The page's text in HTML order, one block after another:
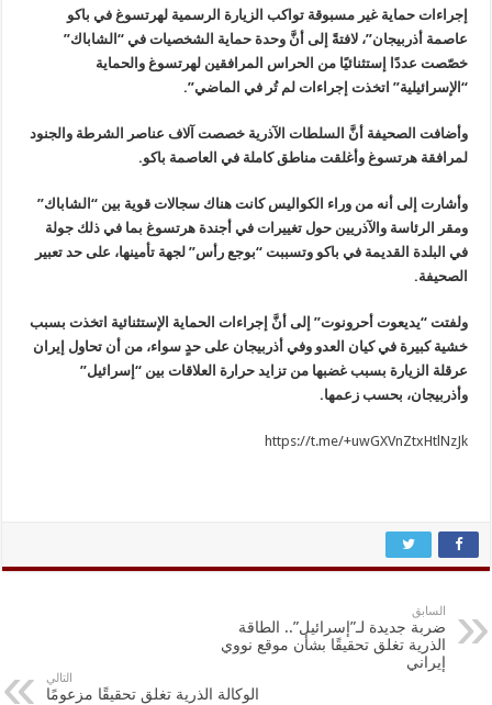
إجراءات حماية غير مسبوقة تواكب الزيارة الرسمية لهرتسوغ في باكو
عاصمة أذربيجان”، لافتةً إلى أنَّ وحدة حماية الشخصيات في “الشاباك”
خصّصت عددًا إستثنائيًا من الحراس المرافقين لهرتسوغ والحماية
“الإسرائيلية” اتخذت إجراءات لم تُر في الماضي”.
وأضافت الصحيفة أنَّ السلطات الآذرية خصصت آلاف عناصر الشرطة والجنود
لمرافقة هرتسوغ وأغلقت مناطق كاملة في العاصمة باكو.
وأشارت إلى أنه من وراء الكواليس كانت هناك سجالات قوية بين “الشاباك”
ومقر الرئاسة والآذريين حول تغييرات في أجندة هرتسوغ بما في ذلك جولة
في البلدة القديمة في باكو وتسببت “بوجع رأس” لجهة تأمينها، على حد تعبير
الصحيفة.
ولفتت “يديعوت أحرونوت” إلى أنَّ إجراءات الحماية الإستثنائية اتخذت بسبب
خشية كبيرة في كيان العدو وفي أذربيجان على حدٍ سواء، من أن تحاول إيران
عرقلة الزيارة بسبب غضبها من تزايد حرارة العلاقات بين “إسرائيل”
وأذربيجان، بحسب زعمها.
https://t.me/+uwGXVnZtxHtlNzJk
السابق
ضربة جديدة لـ”إسرائيل”.. الطاقة
الذرية تغلق تحقيقًا بشأن موقع نووي
إيراني
التالي
الوكالة الذرية تغلق تحقيقًا مزعومًا